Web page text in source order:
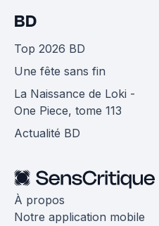
BD
Top 2026 BD
Une fête sans fin
La Naissance de Loki -
One Piece, tome 113
Actualité BD
À propos
Notre application mobile